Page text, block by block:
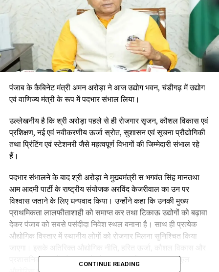
पंजाब के कैबिनेट मंत्री अमन अरोड़ा ने आज उद्योग भवन, चंडीगढ़ में उद्योग
एवं वाणिज्य मंत्री के रूप में पदभार संभाल लिया।
उल्लेखनीय है कि श्री अरोड़ा पहले से ही रोजगार सृजन, कौशल विकास एवं
प्रशिक्षण, नई एवं नवीकरणीय ऊर्जा स्रोत, सुशासन एवं सूचना प्रौद्योगिकी
तथा प्रिंटिंग एवं स्टेशनरी जैसे महत्वपूर्ण विभागों की जिम्मेदारी संभाल रहे
हैं।
पदभार संभालने के बाद श्री अरोड़ा ने मुख्यमंत्री स भगवंत सिंह मानतथा
आम आदमी पार्टी के राष्ट्रीय संयोजक अरविंद केजरीवाल का उन पर
विश्वास जताने के लिए धन्यवाद किया। उन्होंने कहा कि उनकी मुख्य
प्राथमिकता लालफीताशाही को समाप्त कर तथा टिकाऊ उद्योगों को बढ़ावा
देकर पंजाब को सबसे पसंदीदा निवेश स्थल बनाना है। साथ ही प्रत्येक
औद्योगिक विस्तार में स्थानीय लोगों को रोजगार मिलना सुनिश्चित किया
प्रशासनिक सुधारों को आपस में जोड़कर राज्य में सुचारु एवं अनुकूल
CONTINUE READING